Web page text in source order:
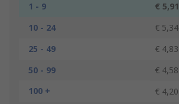
1 - 9
€ 5,91
10 - 24
€ 5,34
25 - 49
€ 4,83
50 - 99
€ 4,58
100 +
€ 4,20